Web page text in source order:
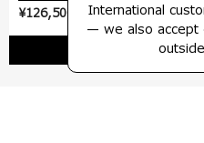
International
— we also accept
¥126,500